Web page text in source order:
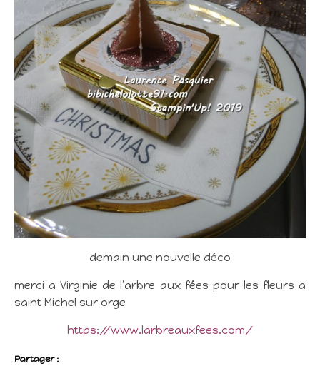
demain une nouvelle déco
merci a Virginie de l’arbre aux fées pour les fleurs a
saint Michel sur orge
https://www.larbreauxfees.com/
Partager :